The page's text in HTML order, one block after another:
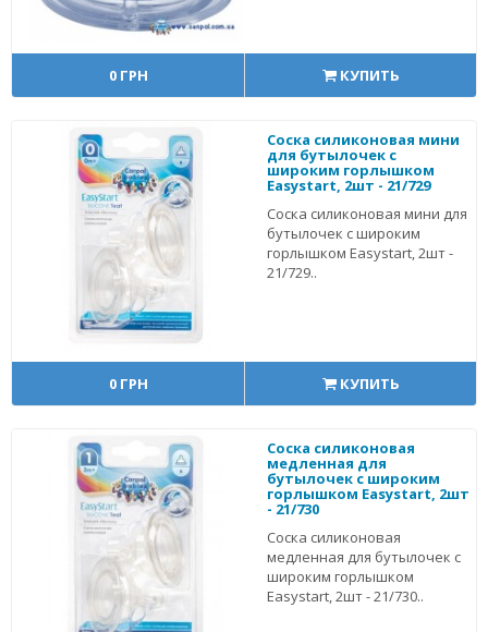
0 ГРН КУПИТЬ
Соска силиконовая мини
для бутылочек с
широким горлышком
Easystart, 2шт - 21/729
Соска силиконовая мини для
бутылочек с широким
горлышком Easystart, 2шт -
21/729..
0 ГРН КУПИТЬ
Соска силиконовая
медленная для
бутылочек с широким
горлышком Easystart, 2шт
- 21/730
Соска силиконовая
медленная для бутылочек с
широким горлышком
Easystart, 2шт - 21/730..